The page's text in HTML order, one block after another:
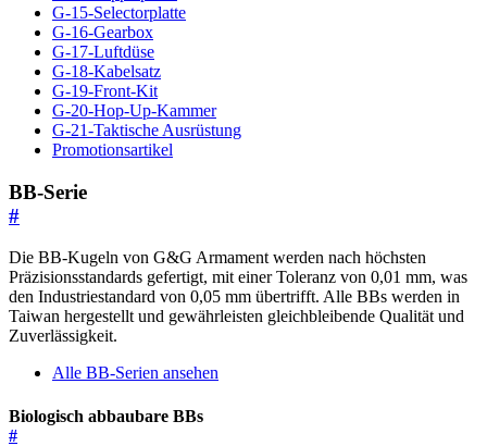
G-15-Selectorplatte
G-16-Gearbox
G-17-Luftdüse
G-18-Kabelsatz
G-19-Front-Kit
G-20-Hop-Up-Kammer
G-21-Taktische Ausrüstung
Promotionsartikel
BB-Serie
#
Die BB-Kugeln von G&G Armament werden nach höchsten
Präzisionsstandards gefertigt, mit einer Toleranz von 0,01 mm, was
den Industriestandard von 0,05 mm übertrifft. Alle BBs werden in
Taiwan hergestellt und gewährleisten gleichbleibende Qualität und
Zuverlässigkeit.
Alle BB-Serien ansehen
Biologisch abbaubare BBs
#